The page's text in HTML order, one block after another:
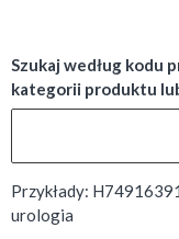
Szukaj według kodu
kategorii produktu
Przykłady:
urologia